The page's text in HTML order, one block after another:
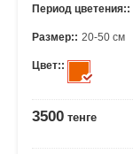
Период цветения::
Размер:: 20-50 см
Цвет::
3500 тенге